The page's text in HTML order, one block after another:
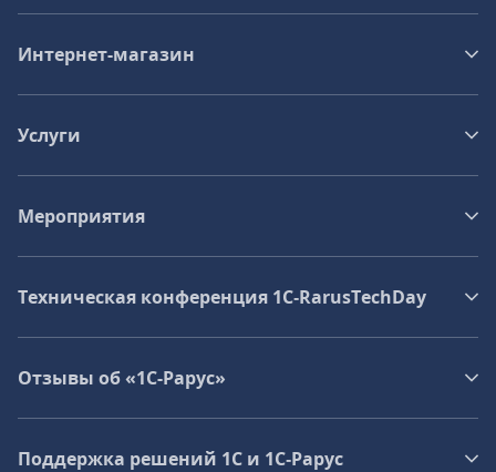
Интернет-магазин
Услуги
Мероприятия
Техническая конференция 1C‑RarusTechDay
Отзывы об «1С-Рарус»
Поддержка решений 1С и 1С‑Рарус